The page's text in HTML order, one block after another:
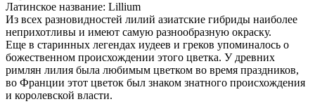
Латинское название: Lillium
Из всех разновидностей лилий азиатские гибриды наиболее
неприхотливы и имеют самую разнообразную окраску.
Еще в старинных легендах иудеев и греков упоминалось о
божественном происхождении этого цветка. У древних
римлян лилия была любимым цветком во время праздников,
во Франции этот цветок был знаком знатного происхождения
и королевской власти.